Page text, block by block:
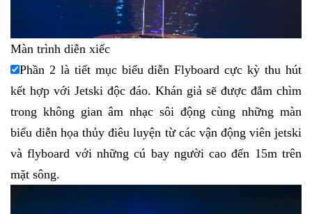
Màn trình diễn xiếc
Phần 2 là tiết mục biểu diễn Flyboard cực kỳ thu hút
kết hợp với Jetski độc đáo. Khán giả sẽ được đắm chìm
trong không gian âm nhạc sôi động cùng những màn
biểu diễn họa thủy điêu luyện từ các vận động viên jetski
và flyboard với những cú bay người cao đến 15m trên
mặt sông.